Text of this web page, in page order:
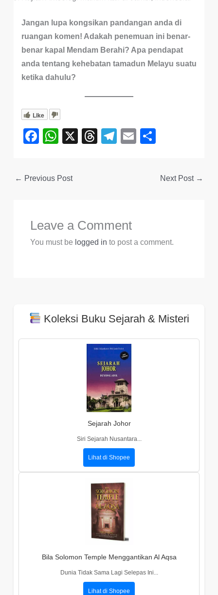
Jangan lupa kongsikan pandangan anda di
ruangan komen! Adakah penemuan ini benar-
benar kapal Mendam Berahi? Apa pendapat
anda tentang kehebatan tamadun Melayu suatu
ketika dahulu?
Like
F
e
o
k
W
s
p
X
T
T
E
e
← Previous Post Next Post →
Leave a Comment
You must be logged in to post a comment.
Koleksi Buku Sejarah & Misteri
Sejarah Johor
Siri Sejarah Nusantara...
Lihat di Shopee
Bila Solomon Temple Menggantikan Al Aqsa
Dunia Tidak Sama Lagi Selepas Ini...
Lihat di Shopee